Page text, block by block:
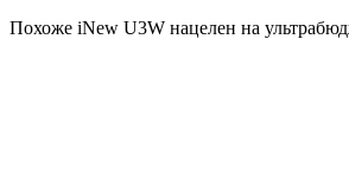
Похоже iNew U3W нацелен на